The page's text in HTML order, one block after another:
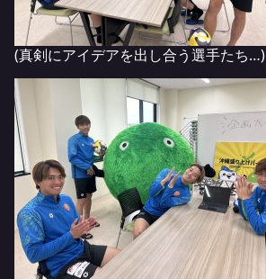
(真剣にアイデアを出し合う選手たち…)